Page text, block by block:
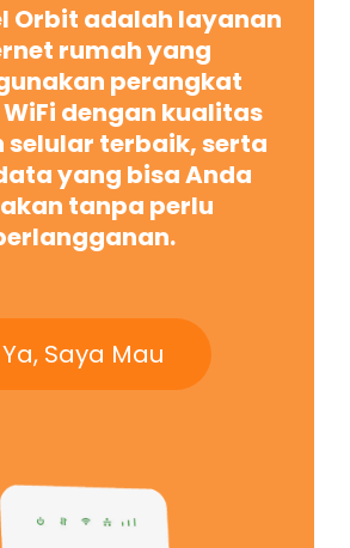
Orbit adalah layanan
rumah yang
perangkat
dengan kualitas
selular terbaik, serta
yang bisa Anda
tanpa perlu
Ya, Saya Mau